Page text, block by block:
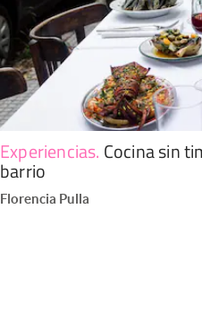
Experiencias. Cocina sin
barrio
Florencia Pulla